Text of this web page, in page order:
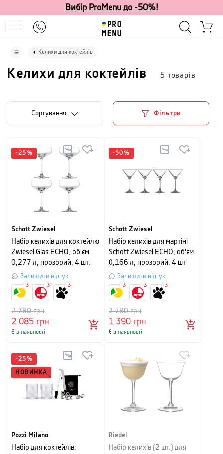
Вибір ProMenu до -50%!
Келихи для коктейлів
Келихи для коктейлів 5 товарів
Сортування Фільтри
-25 %
Schott Zwiesel
Набір келихів для коктейлю
Zwiesel Glas ECHO, об'єм
0,277 л, прозорий, 4 шт.
Залишити відгук
2 085 грн
2 780грн
Є в наявності
3 3 3
-50 %
Schott Zwiesel
Набір келихів для мартіні
Schott Zwiesel ECHO, об'єм
0,166 л, прозорий, 4 шт
Залишити відгук
1 390 грн
2 780грн
Є в наявності
3 3 3
-25 %
НОВИНКА
Pozzi Milano
Набір для коктейлів:
Riedel
Набір келихів (2 шт.) для